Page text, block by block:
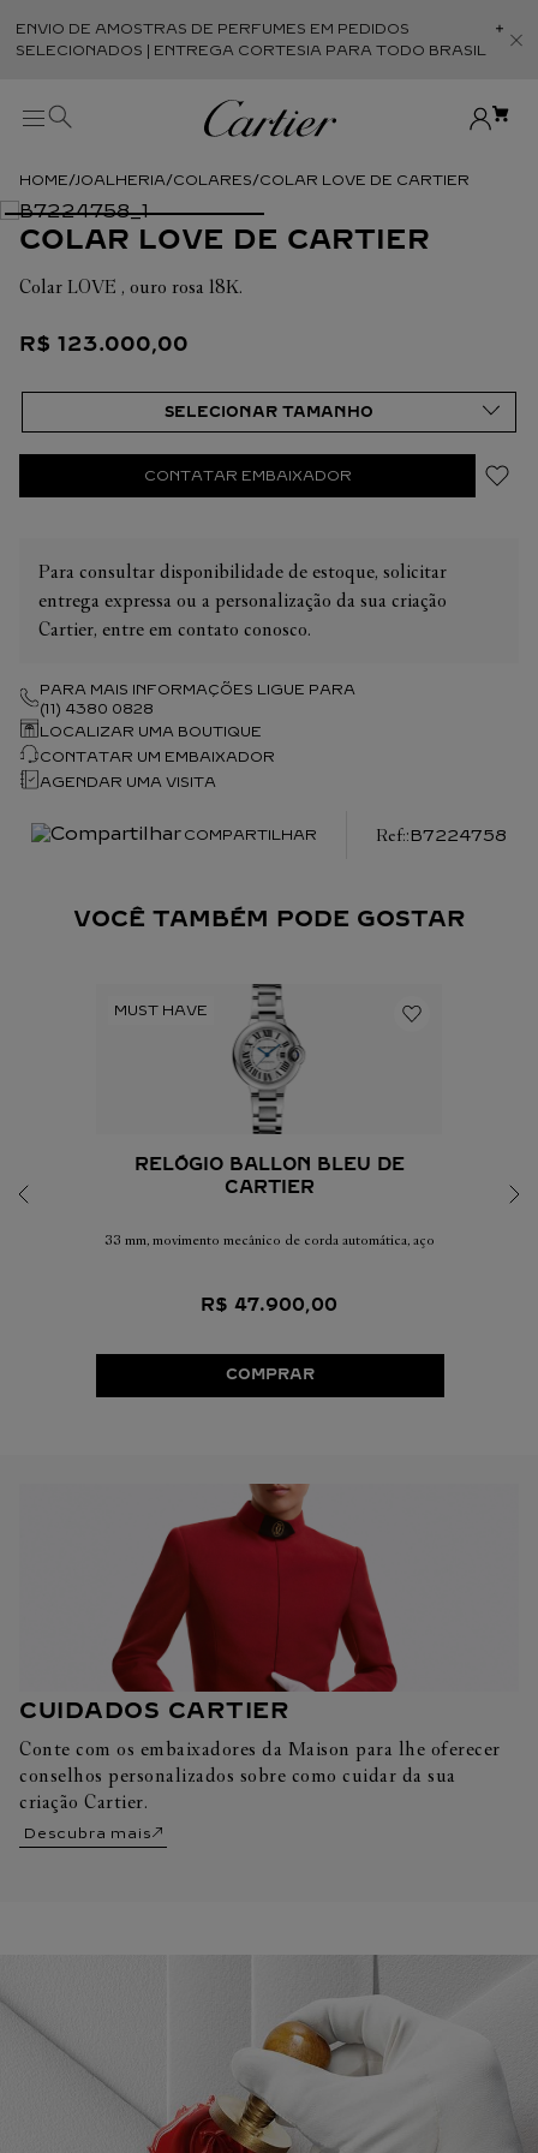
ENVIO DE AMOSTRAS DE PERFUMES EM PEDIDOS
SELECIONADOS | ENTREGA CORTESIA PARA TODO BRASIL
JOALHERIA COLARES COLAR LOVE DE CARTIER
COLAR LOVE DE CARTIER
Colar LOVE , ouro rosa 18K.
R$ 123.000,00
CONTATAR EMBAIXADOR
Para consultar disponibilidade de estoque, solicitar
entrega expressa ou a personalização da sua criação
Cartier, entre em contato conosco.
PARA MAIS INFORMAÇÕES LIGUE PARA
(11) 4380 0828
LOCALIZAR UMA BOUTIQUE
CONTATAR UM EMBAIXADOR
AGENDAR UMA VISITA
COMPARTILHAR :B7224758
VOCÊ TAMBÉM PODE GOSTAR
RELÓGIO BALLON BLEU DE
CARTIER
33 mm, movimento mecânico de corda automática, aço
R$ 47.900,00
COMPRAR
CUIDADOS CARTIER
Conte com os embaixadores da Maison para lhe oferecer
conselhos personalizados sobre como cuidar da sua
criação Cartier.
Descubra mais